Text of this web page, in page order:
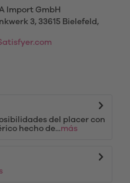
Import GmbH
3, 33615 Bielefeld,
del placer con
hecho de...más